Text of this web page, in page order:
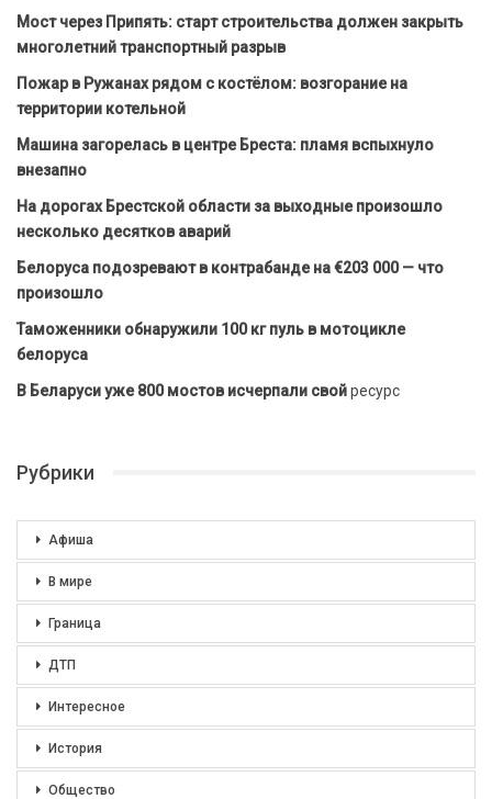
Мост через Припять: старт строительства должен закрыть
многолетний транспортный разрыв
Пожар в Ружанах рядом с костёлом: возгорание на
территории котельной
Машина загорелась в центре Бреста: пламя вспыхнуло
внезапно
На дорогах Брестской области за выходные произошло
несколько десятков аварий
Белоруса подозревают в контрабанде на €203 000 — что
произошло
Таможенники обнаружили 100 кг пуль в мотоцикле
белоруса
В Беларуси уже 800 мостов исчерпали свойресурс
Рубрики
Афиша
В мире
Граница
ДТП
Интересное
История
Общество